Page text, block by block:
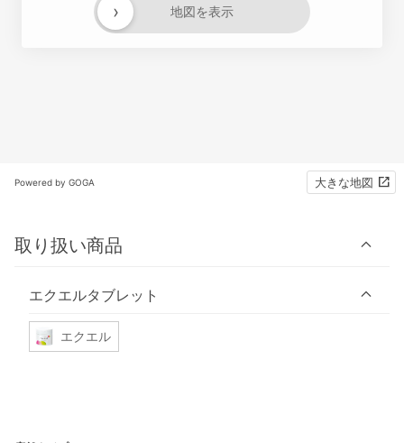
地図を表示
›
Powered by GOGA 大きな地図
取り扱い商品
エクエルタブレット
エクエル